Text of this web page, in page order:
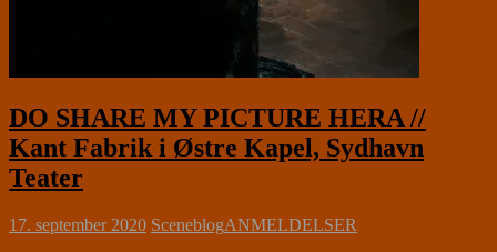
DO SHARE MY PICTURE HERA //
Kant Fabrik i Østre Kapel, Sydhavn
Teater
17. september 2020 SceneblogANMELDELSER